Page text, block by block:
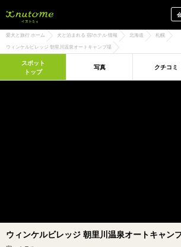
愛犬と旅行 ホーム 犬と泊まれる 宿/ホテル 情報 北海道 札幌
ウィンケルビレッジ 朝里川温泉オートキャンプ場
スポット
トップ
写真 クチコミ
ウィンケルビレッジ 朝里川温泉オートキャン